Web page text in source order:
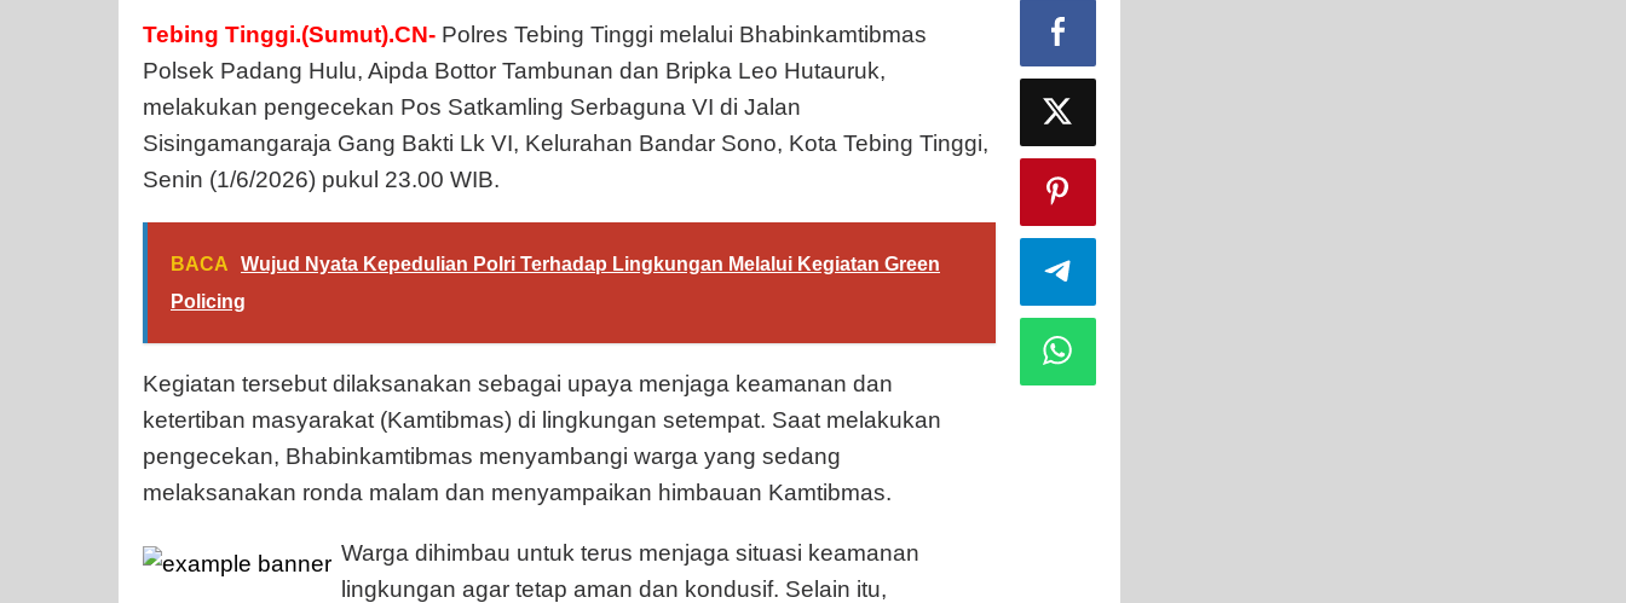
Tebing Tinggi.(Sumut).CN- Polres Tebing Tinggi melalui Bhabinkamtibmas
Polsek Padang Hulu, Aipda Bottor Tambunan dan Bripka Leo Hutauruk,
melakukan pengecekan Pos Satkamling Serbaguna VI di Jalan
Sisingamangaraja Gang Bakti Lk VI, Kelurahan Bandar Sono, Kota Tebing Tinggi,
Senin (1/6/2026) pukul 23.00 WIB.
BACA
Wujud Nyata Kepedulian Polri Terhadap Lingkungan Melalui Kegiatan Green
Policing
Kegiatan tersebut dilaksanakan sebagai upaya menjaga keamanan dan
ketertiban masyarakat (Kamtibmas) di lingkungan setempat. Saat melakukan
pengecekan, Bhabinkamtibmas menyambangi warga yang sedang
melaksanakan ronda malam dan menyampaikan himbauan Kamtibmas.
Warga dihimbau untuk terus menjaga situasi keamanan
lingkungan agar tetap aman dan kondusif. Selain itu,